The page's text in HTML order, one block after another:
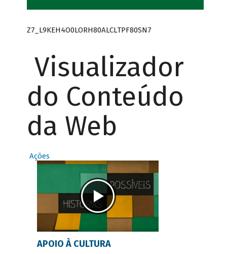
Z7_L9KEH4O0LORH80ALCLTPF80SN7
Visualizador
do Conteúdo
da Web
Ações
APOIO À CULTURA